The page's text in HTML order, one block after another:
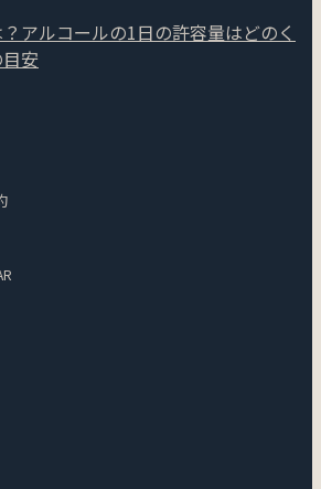
アルコールの1日の許容量はどのく
安